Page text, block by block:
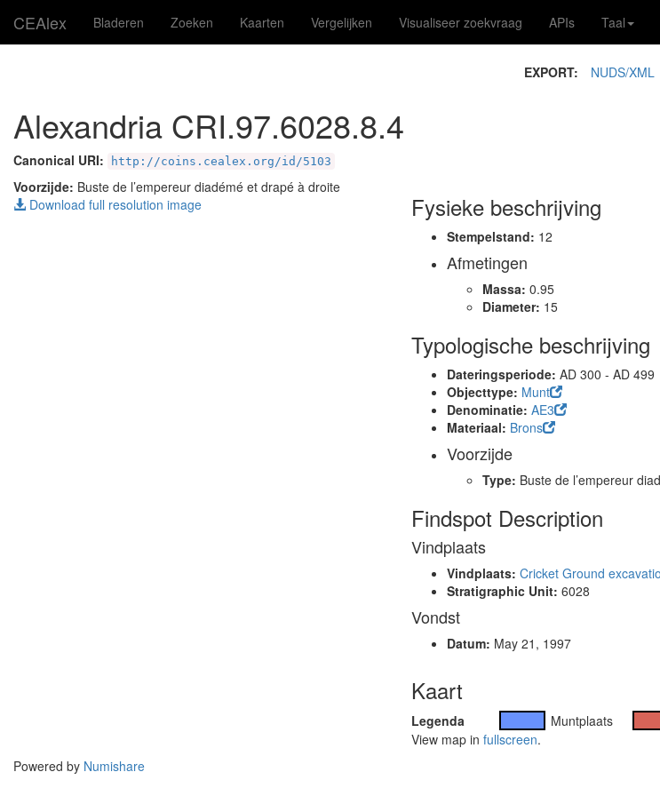
CEAlex Bladeren Zoeken Kaarten Vergelijken Visualiseer zoekvraag APIs Taal
EXPORT: NUDS/XML
Alexandria CRI.97.6028.8.4
Canonical URI: http://coins.cealex.org/id/5103
Voorzijde: Buste de l’empereur diadémé et drapé à droite
Download full resolution image
Fysieke beschrijving
Stempelstand: 12
Afmetingen
Massa: 0.95
Diameter: 15
Typologische beschrijving
Dateringsperiode: AD 300 - AD 499
Objecttype: Munt
Denominatie: AE3
Materiaal: Brons
Voorzijde
Type: Buste de l’empereur
Findspot Description
Vindplaats
Vindplaats: Cricket Ground
Stratigraphic Unit: 6028
Vondst
Datum: May 21, 1997
Kaart
Legenda Muntplaats
View map in fullscreen.
Powered by Numishare